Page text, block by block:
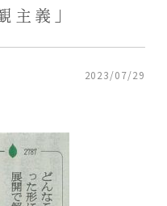
主義」
2023/07/29